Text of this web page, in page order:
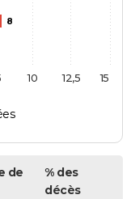
8
10 12,5 15
de
% des
décès